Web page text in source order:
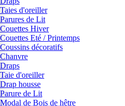
Taies d'oreiller
Parures de Lit
Couettes Hiver
Couettes Eté / Printemps
Coussins décoratifs
Chanvre
Draps
Taie d'oreiller
Drap housse
Parure de Lit
Modal de Bois de hêtre